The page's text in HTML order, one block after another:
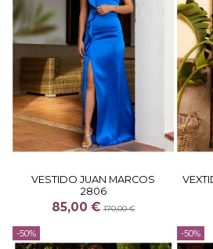
VESTIDO JUAN MARCOS
2806
85,00 €170,00 €
-50% -50%